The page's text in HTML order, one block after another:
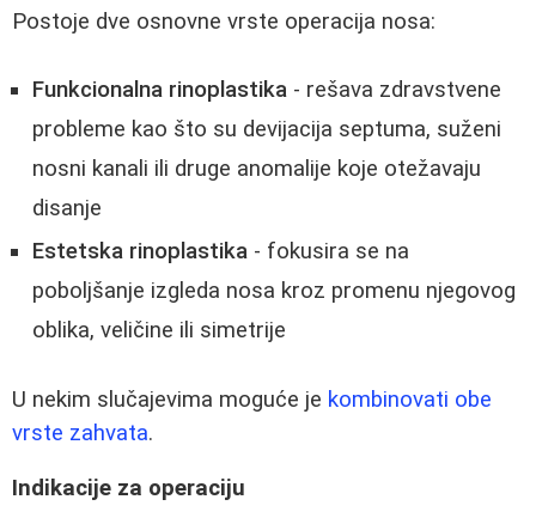
Postoje dve osnovne vrste operacija nosa:
Funkcionalna rinoplastika - rešava zdravstvene
probleme kao što su devijacija septuma, suženi
nosni kanali ili druge anomalije koje otežavaju
disanje
Estetska rinoplastika - fokusira se na
poboljšanje izgleda nosa kroz promenu njegovog
oblika, veličine ili simetrije
U nekim slučajevima moguće je kombinovati obe
vrste zahvata.
Indikacije za operaciju